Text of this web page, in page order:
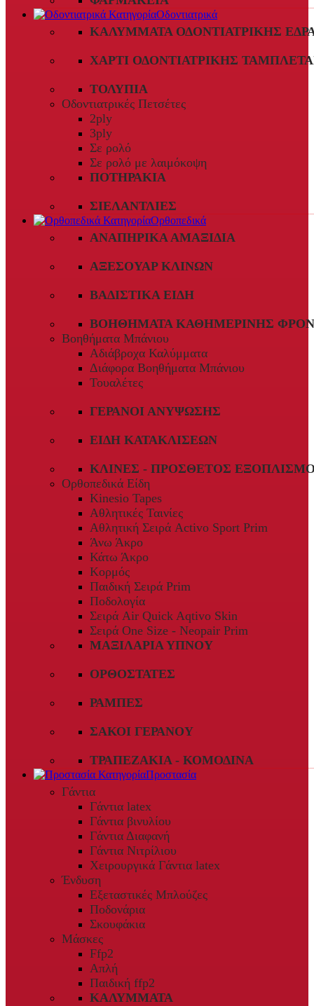
Οδοντιατρικά
ΚΑΛΎΜΜΑΤΑ ΟΔΟΝΤΙΑΤΡΙΚΉΣ
ΧΑΡΤΊ ΟΔΟΝΤΙΑΤΡΙΚΉΣ
ΤΟΛΎΠΙΑ
Οδοντιατρικές Πετσέτες
2ply
3ply
Σε ρολό
Σε ρολό με λαιμόκοψη
ΠΟΤΗΡΆΚΙΑ
ΣΙΕΛΑΝΤΛΊΕΣ
Ορθοπεδικά
ΑΝΑΠΗΡΙΚΆ ΑΜΑΞΊΔΙΑ
ΑΞΕΣΟΥΆΡ ΚΛΙΝΏΝ
ΒΑΔΙΣΤΙΚΆ ΕΊΔΗ
ΒΟΗΘΉΜΑΤΑ ΚΑΘΗΜΕΡΙΝΉΣ
Βοηθήματα Μπάνιου
Αδιάβροχα Καλύμματα
Διάφορα Βοηθήματα Μπάνιου
Τουαλέτες
ΓΕΡΑΝΟΊ ΑΝΎΨΩΣΗΣ
ΕΊΔΗ ΚΑΤΑΚΛΊΣΕΩΝ
ΚΛΊΝΕΣ - ΠΡΌΣΘΕΤΟΣ
Ορθοπεδικά Είδη
Kinesio Tapes
Αθλητικές Ταινίες
Αθλητική Σειρά Activo Sport Prim
Άνω Άκρο
Κάτω Άκρο
Κορμός
Παιδική Σειρά Prim
Ποδολογία
Σειρά Air Quick Aqtivo Skin
Σειρά One Size - Neopair Prim
ΜΑΞΙΛΆΡΙΑ ΎΠΝΟΥ
ΟΡΘΟΣΤΆΤΕΣ
ΡΆΜΠΕΣ
ΣΆΚΟΙ ΓΕΡΑΝΟΎ
ΤΡΑΠΕΖΆΚΙΑ - ΚΟΜΟΔΊΝΑ
Προστασία
Γάντια
Γάντια latex
Γάντια βινυλίου
Γάντια Διαφανή
Γάντια Νιτρίλιου
Χειρουργικά Γάντια latex
Ένδυση
Εξεταστικές Μπλούζες
Ποδονάρια
Σκουφάκια
Μάσκες
Ffp2
Απλή
Παιδική ffp2
ΚΑΛΎΜΜΑΤΑ